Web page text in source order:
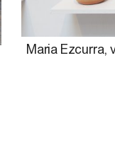
Maria Ezcurra,